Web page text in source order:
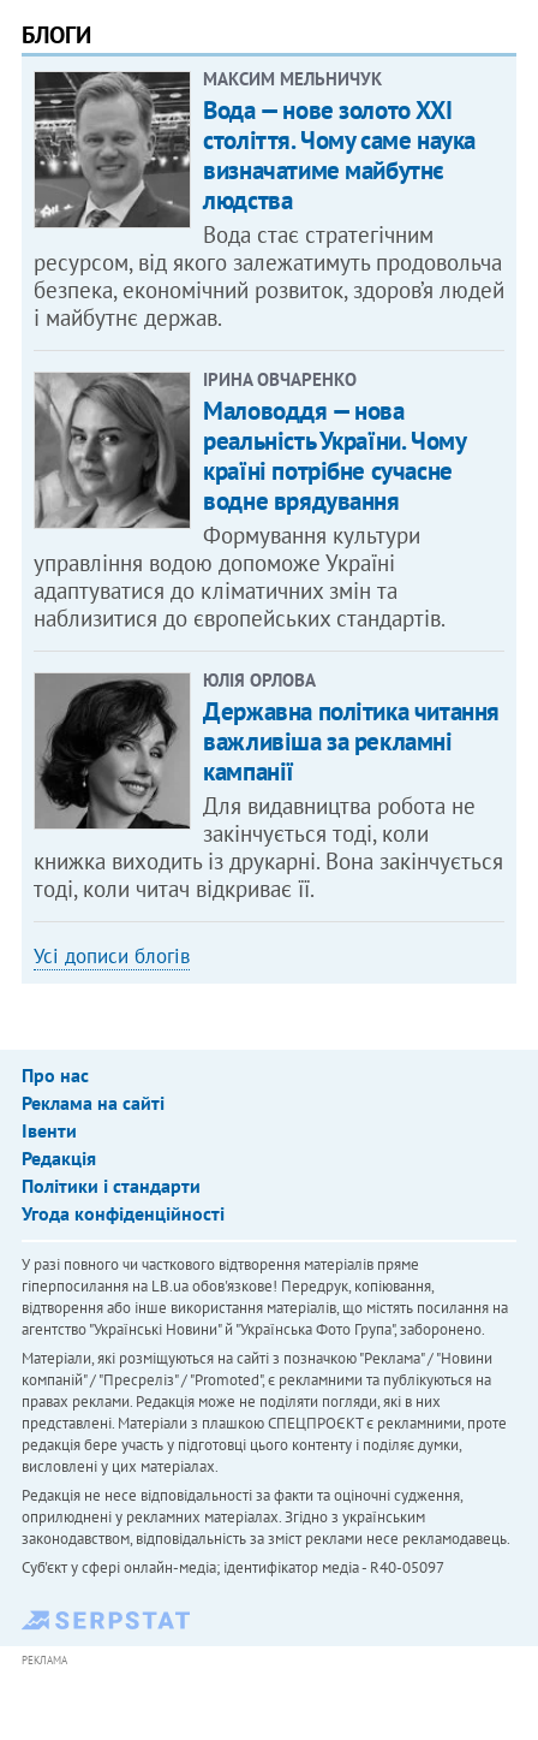
БЛОГИ
МАКСИМ МЕЛЬНИЧУК
Вода — нове золото XXI
століття. Чому саме наука
визначатиме майбутнє
людства
Вода стає стратегічним
ресурсом, від якого залежатимуть продовольча
безпека, економічний розвиток, здоров’я людей
і майбутнє держав.
ІРИНА ОВЧАРЕНКО
Маловоддя — нова
реальність України. Чому
країні потрібне сучасне
водне врядування
Формування культури
управління водою допоможе Україні
адаптуватися до кліматичних змін та
наблизитися до європейських стандартів.
ЮЛІЯ ОРЛОВА
Державна політика читання
важливіша за рекламні
кампанії
Для видавництва робота не
закінчується тоді, коли
книжка виходить із друкарні. Вона закінчується
тоді, коли читач відкриває її.
Усі дописи блогів
Про нас
Реклама на сайті
Івенти
Редакція
Політики і стандарти
Угода конфіденційності
У разі повного чи часткового відтворення матеріалів пряме
гіперпосилання на LB.ua обов'язкове! Передрук, копіювання,
відтворення або інше використання матеріалів, що містять посилання на
агентство "Українськi Новини" й "Українська Фото Група", заборонено.
Матеріали, які розміщуються на сайті з позначкою "Реклама" / "Новини
компаній" / "Пресреліз" / "Promoted", є рекламними та публікуються на
правах реклами. Редакція може не поділяти погляди, які в них
представлені. Матеріали з плашкою СПЕЦПРОЄКТ є рекламними, проте
редакція бере участь у підготовці цього контенту і поділяє думки,
висловлені у цих матеріалах.
Редакція не несе відповідальності за факти та оціночні судження,
оприлюднені у рекламних матеріалах. Згідно з українським
законодавством, відповідальність за зміст реклами несе рекламодавець.
Cуб'єкт у сфері онлайн-медіа; ідентифікатор медіа - R40-05097
РЕКЛАМА